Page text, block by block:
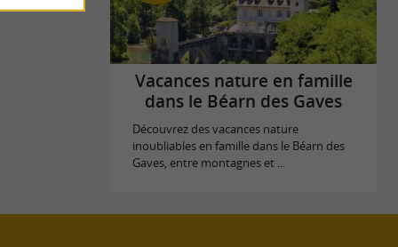
Vacances nature en famille
dans le Béarn des Gaves
Découvrez des vacances nature
inoubliables en famille dans le Béarn des
Gaves, entre montagnes et ...